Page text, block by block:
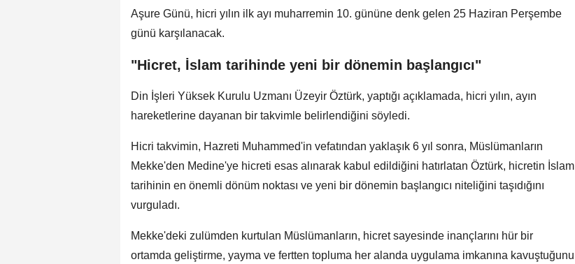
Aşure Günü, hicri yılın ilk ayı muharremin 10. gününe denk gelen 25 Haziran Perşembe
günü karşılanacak.
"Hicret, İslam tarihinde yeni bir dönemin başlangıcı"
Din İşleri Yüksek Kurulu Uzmanı Üzeyir Öztürk, yaptığı açıklamada, hicri yılın, ayın
hareketlerine dayanan bir takvimle belirlendiğini söyledi.
Hicri takvimin, Hazreti Muhammed'in vefatından yaklaşık 6 yıl sonra, Müslümanların
Mekke'den Medine'ye hicreti esas alınarak kabul edildiğini hatırlatan Öztürk, hicretin İslam
tarihinin en önemli dönüm noktası ve yeni bir dönemin başlangıcı niteliğini taşıdığını
vurguladı.
Mekke'deki zulümden kurtulan Müslümanların, hicret sayesinde inançlarını hür bir
ortamda geliştirme, yayma ve fertten topluma her alanda uygulama imkanına kavuştuğunu